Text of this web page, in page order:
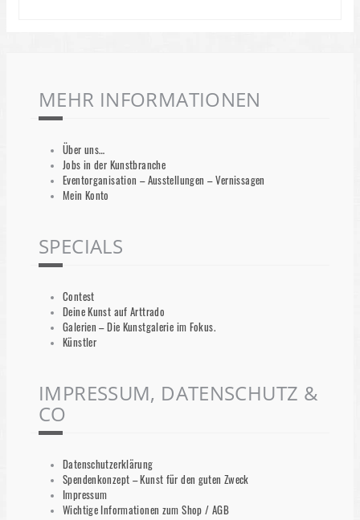
MEHR INFORMATIONEN
Über uns…
Jobs in der Kunstbranche
Eventorganisation – Ausstellungen – Vernissagen
Mein Konto
SPECIALS
Contest
Deine Kunst auf Arttrado
Galerien – Die Kunstgalerie im Fokus.
Künstler
IMPRESSUM, DATENSCHUTZ &
CO
Datenschutzerklärung
Spendenkonzept – Kunst für den guten Zweck
Impressum
Wichtige Informationen zum Shop / AGB